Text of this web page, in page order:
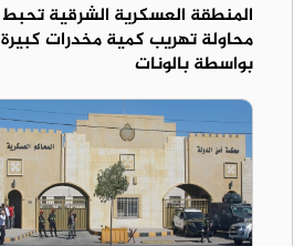
المنطقة العسكرية الشرقية تحبط
محاولة تهريب كمية مخدرات كبيرة
بواسطة بالونات